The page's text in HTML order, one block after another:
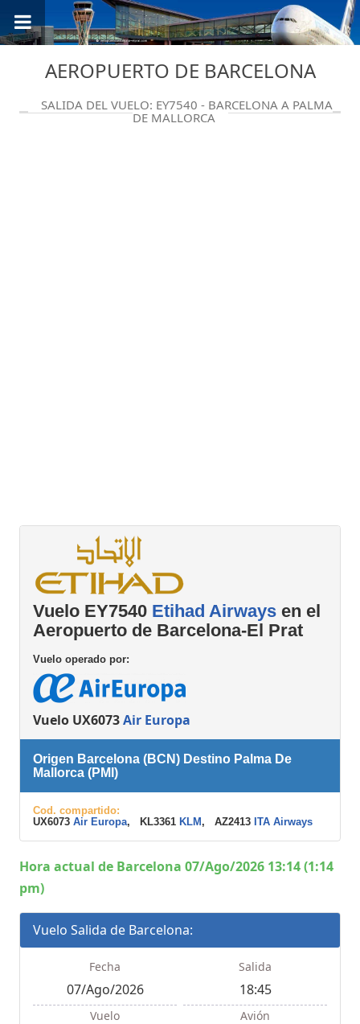
AEROPUERTO DE BARCELONA
SALIDA DEL VUELO: EY7540 - BARCELONA A PALMA
DE MALLORCA
Vuelo EY7540 Etihad Airways en el
Aeropuerto de Barcelona-El Prat
Vuelo operado por:
Vuelo UX6073Air Europa
Origen Barcelona (BCN) Destino Palma De
Mallorca (PMI)
Cod. compartido:
UX6073 Air Europa, KL3361 KLM, AZ2413 ITA Airways
Hora actual de Barcelona 07/Ago/2026 13:14 (1:14
pm)
Vuelo Salida de Barcelona:
Fecha
07/Ago/2026
Salida
18:45
Vuelo Avión